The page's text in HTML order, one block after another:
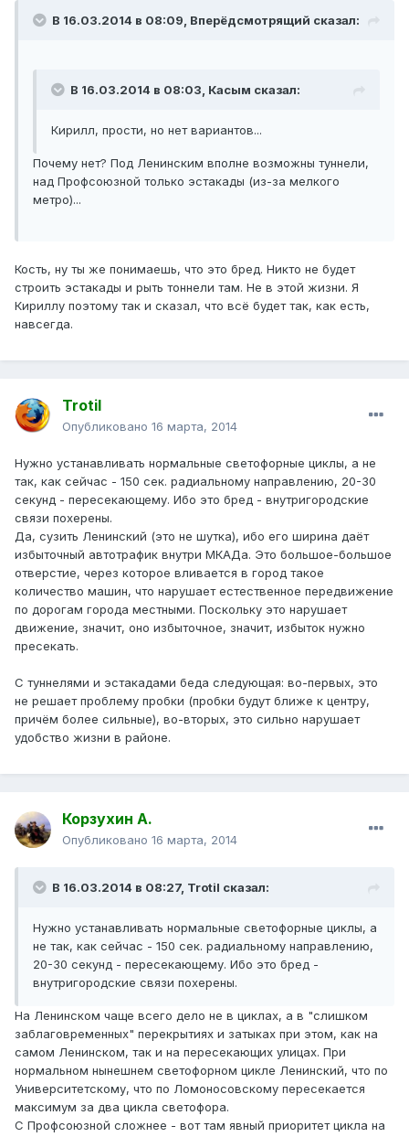
В 16.03.2014 в 08:09, Вперёдсмотрящий сказал:
В 16.03.2014 в 08:03, Касым сказал:
Кирилл, прости, но нет вариантов...
Почему нет? Под Ленинским вполне возможны туннели,
над Профсоюзной только эстакады (из-за мелкого
метро)...
Кость, ну ты же понимаешь, что это бред. Никто не будет
строить эстакады и рыть тоннели там. Не в этой жизни. Я
Кириллу поэтому так и сказал, что всё будет так, как есть,
навсегда.
Trotil
Опубликовано 16 марта, 2014
Нужно устанавливать нормальные светофорные циклы, а не
так, как сейчас - 150 сек. радиальному направлению, 20-30
секунд - пересекающему. Ибо это бред - внутригородские
связи похерены.
Да, сузить Ленинский (это не шутка), ибо его ширина даёт
избыточный автотрафик внутри МКАДа. Это большое-большое
отверстие, через которое вливается в город такое
количество машин, что нарушает естественное передвижение
по дорогам города местными. Поскольку это нарушает
движение, значит, оно избыточное, значит, избыток нужно
пресекать.
С туннелями и эстакадами беда следующая: во-первых, это
не решает проблему пробки (пробки будут ближе к центру,
причём более сильные), во-вторых, это сильно нарушает
удобство жизни в районе.
Корзухин А.
Опубликовано 16 марта, 2014
В 16.03.2014 в 08:27, Trotil сказал:
Нужно устанавливать нормальные светофорные циклы, а
не так, как сейчас - 150 сек. радиальному направлению,
20-30 секунд - пересекающему. Ибо это бред -
внутригородские связи похерены.
На Ленинском чаще всего дело не в циклах, а в "слишком
заблаговременных" перекрытиях и затыках при этом, как на
самом Ленинском, так и на пересекающих улицах. При
нормальном нынешнем светофорном цикле Ленинский, что по
Университетскому, что по Ломоносовскому пересекается
максимум за два цикла светофора.
С Профсоюзной сложнее - вот там явный приоритет цикла на